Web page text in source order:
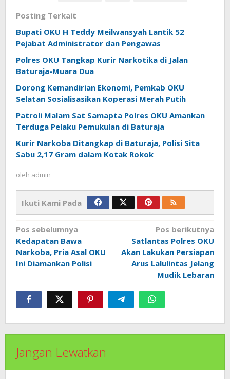
Posting Terkait
Bupati OKU H Teddy Meilwansyah Lantik 52
Pejabat Administrator dan Pengawas
Polres OKU Tangkap Kurir Narkotika di Jalan
Baturaja-Muara Dua
Dorong Kemandirian Ekonomi, Pemkab OKU
Selatan Sosialisasikan Koperasi Merah Putih
Patroli Malam Sat Samapta Polres OKU Amankan
Terduga Pelaku Pemukulan di Baturaja
Kurir Narkoba Ditangkap di Baturaja, Polisi Sita
Sabu 2,17 Gram dalam Kotak Rokok
oleh admin
Ikuti Kami Pada
Navigasi
pos
Pos sebelumnya
Kedapatan Bawa
Narkoba, Pria Asal OKU
Ini Diamankan Polisi
Pos berikutnya
Satlantas Polres OKU
Akan Lakukan Persiapan
Arus Lalulintas Jelang
Mudik Lebaran
Jangan Lewatkan